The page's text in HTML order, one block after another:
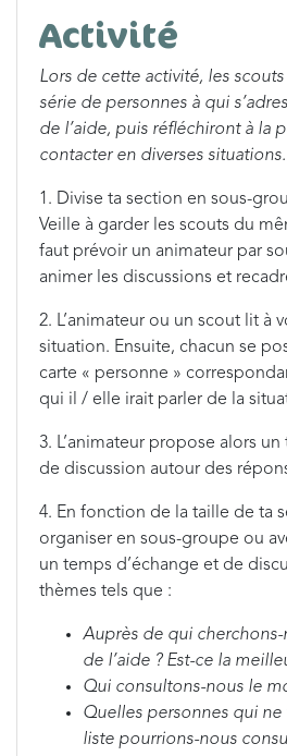
Activité
Lors de cette activité, les
série de personnes à qui
de l’aide, puis réfléchiront à la
contacter en diverses situations.
1. Divise ta section en sous-
Veille à garder les scouts du
faut prévoir un animateur par
animer les discussions et
2. L’animateur ou un scout lit à
situation. Ensuite, chacun se
carte « personne »
qui il / elle irait parler de la
3. L’animateur propose alors
de discussion autour des
4. En fonction de la taille de ta
organiser en sous-groupe ou
un temps d’échange et de
thèmes tels que :
Auprès de qui
de l’aide ? Est-ce la
Qui consultons-nous le
Quelles personnes qui ne
liste pourrions-nous